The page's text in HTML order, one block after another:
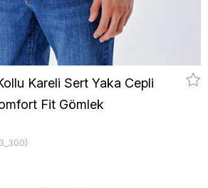
Kareli Sert Yaka Cepli
Fit Gömlek